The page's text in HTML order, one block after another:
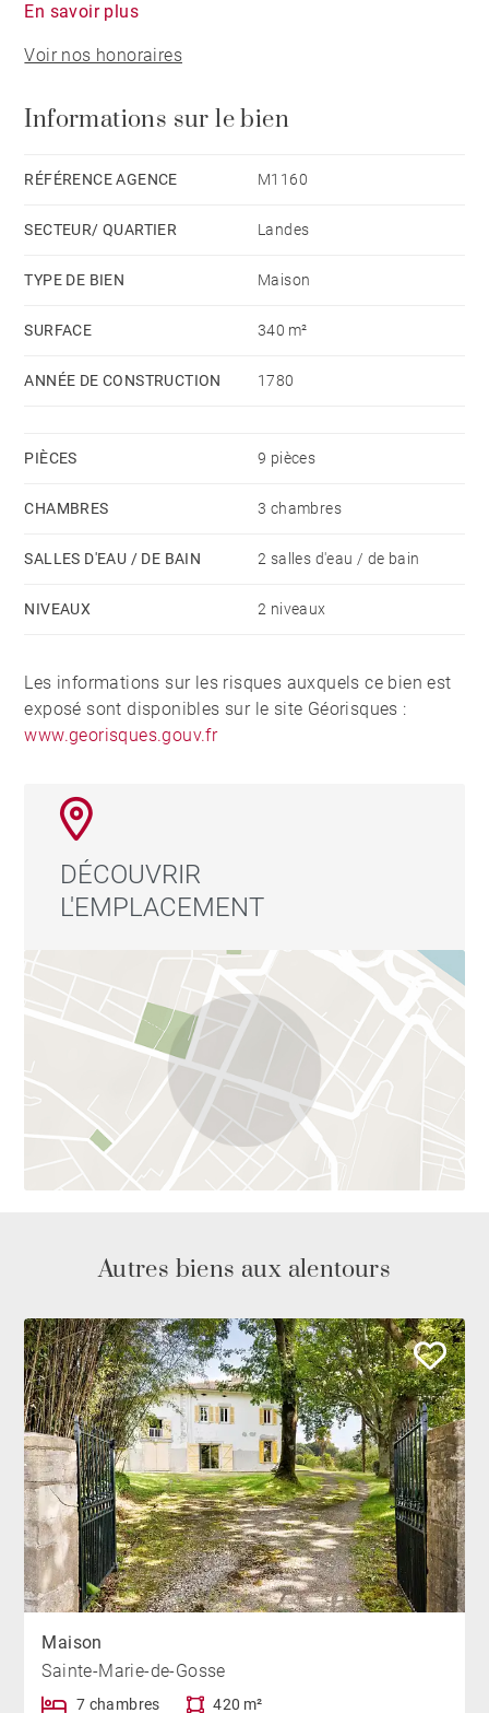
cheminées sculptées en pierre. Il comprend au rez de
chaussée, un grand hall d'entrée, une vaste cuisine
manger avec cheminée, un grand salon, une
sa propre salle de bains. Au premier étage se trouvent
leurs salles de bains et une autre pièce à aménager
avec poutres apparentes d'origine. Un sous-sol avec
Le jardin de 8 649 m² est très arboré avec des pins
vues des Pyrénées. Pas de travaux à prévoir et
Dax et TGV à 25 minutes. Les plages à une heure.
En savoir plus
Voir nos honoraires
Informations sur le bien
RÉFÉRENCE AGENCE M1160
SECTEUR/ QUARTIER Landes
TYPE DE BIEN Maison
SURFACE 340 m²
ANNÉE DE CONSTRUCTION 1780
PIÈCES 9 pièces
CHAMBRES 3 chambres
SALLES D'EAU / DE BAIN 2 salles d'eau / de bain
NIVEAUX 2 niveaux
Les informations sur les risques auxquels ce bien est
exposé sont disponibles sur le site Géorisques :
www.georisques.gouv.fr
DÉCOUVRIR
L'EMPLACEMENT
Autres biens aux alentours
Maison
Sainte-Marie-de-Gosse
7 chambres 420 m²